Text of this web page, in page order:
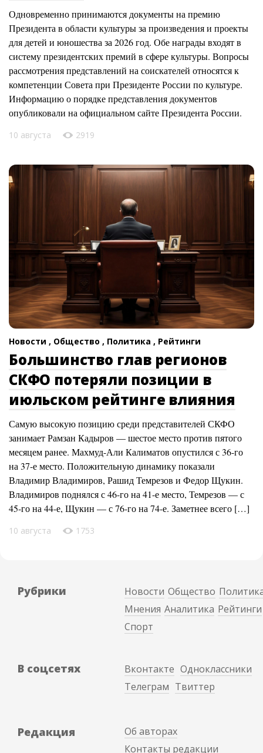
Одновременно принимаются документы на премию
Президента в области культуры за произведения и проекты
для детей и юношества за 2026 год. Обе награды входят в
систему президентских премий в сфере культуры. Вопросы
рассмотрения представлений на соискателей относятся к
компетенции Совета при Президенте России по культуре.
Информацию о порядке представления документов
опубликовали на официальном сайте Президента России.
10 августа 2919
Новости , Общество , Политика , Рейтинги
Большинство глав регионов
СКФО потеряли позиции в
июльском рейтинге влияния
Самую высокую позицию среди представителей СКФО
занимает Рамзан Кадыров — шестое место против пятого
месяцем ранее. Махмуд-Али Калиматов опустился с 36-го
на 37-е место. Положительную динамику показали
Владимир Владимиров, Рашид Темрезов и Федор Щукин.
Владимиров поднялся с 46-го на 41-е место, Темрезов — с
45-го на 44-е, Щукин — с 76-го на 74-е. Заметнее всего […]
10 августа 1753
Рубрики Новости Общество
Мнения Аналитика Рейтинги
Спорт
В соцсетях Вконтакте Одноклассники
Телеграм Твиттер
Редакция
Об авторах
Контакты редакции